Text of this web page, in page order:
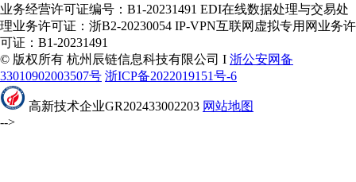
业务经营许可证编号：B1-20231491 EDI在线数据处理与交易处
理业务许可证：浙B2-20230054 IP-VPN互联网虚拟专用网业务许
可证：B1-20231491
© 版权所有 杭州辰链信息科技有限公司 I 浙公安网备
33010902003507号 浙ICP备2022019151号-6
高新技术企业GR202433002203 网站地图
-->